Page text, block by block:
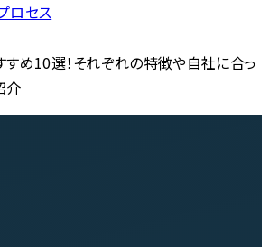
ロセス
め10選！それぞれの特徴や自社に合っ
介